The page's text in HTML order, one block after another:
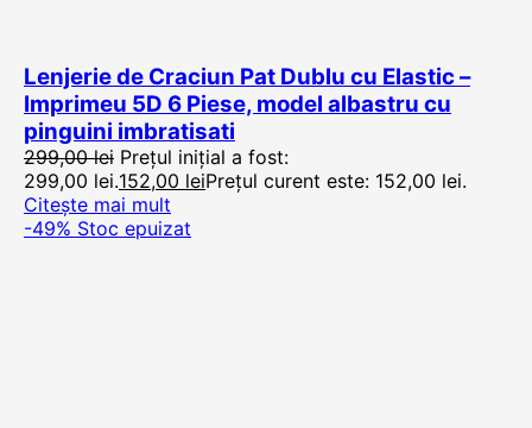
Lenjerie de Craciun Pat Dublu cu Elastic –
Imprimeu 5D 6 Piese, model albastru cu
pinguini imbratisati
299,00lei Prețul inițial a fost:
299,00 lei.152,00 leiPrețul curent este: 152,00 lei.
Citește mai mult
-49% Stoc epuizat